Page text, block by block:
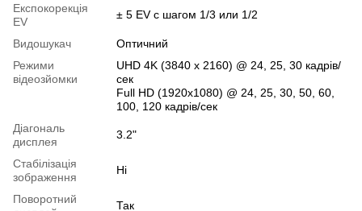
Експокорекція
EV
± 5 EV с шагом 1/3 или 1/2
Видошукач
Оптичний
Режими
відеозйомки
UHD 4K (3840 x 2160) @ 24, 25, 30 кадрів/
сек
Full HD (1920x1080) @ 24, 25, 30, 50, 60,
100, 120 кадрів/сек
Діагональ
дисплея
3.2"
Cтабілізація
зображення
Ні
Поворотний
Так